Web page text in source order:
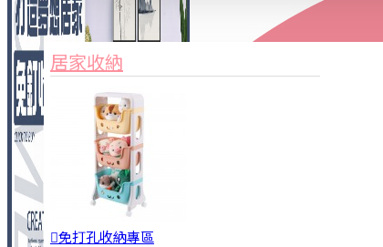
3C周邊
居家安全
居家清潔
查看更多
餐飲廚具
家俱&收納
居家收納
免打孔收納專區